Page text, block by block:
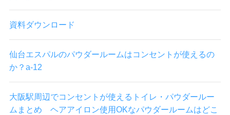
資料ダウンロード
仙台エスパルのパウダールームはコンセントが使えるの
か？a-12
大阪駅周辺でコンセントが使えるトイレ・パウダールー
ムまとめ ヘアアイロン使用OKなパウダールームはどこ